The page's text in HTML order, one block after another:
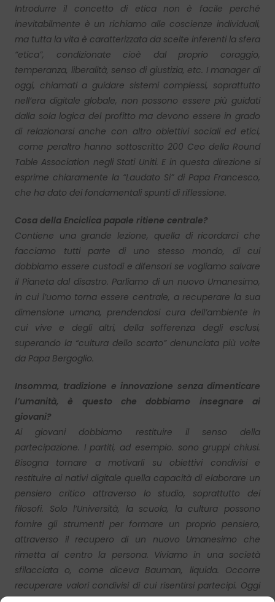
Introdurre il concetto di etica non è facile perché
inevitabilmente è un richiamo alle coscienze individuali,
ma tutta la vita è caratterizzata da scelte inferenti la sfera
“etica”, condizionate cioè dal proprio coraggio,
temperanza, liberalità, senso di giustizia, etc. I manager di
oggi, chiamati a guidare sistemi complessi, soprattutto
nell’era digitale globale, non possono essere più guidati
dalla sola logica del profitto ma devono essere in grado
di relazionarsi anche con altro obiettivi sociali ed etici,
come peraltro hanno sottoscritto 200 Ceo della Round
Table Association negli Stati Uniti. E in questa direzione si
esprime chiaramente la “Laudato Si” di Papa Francesco,
che ha dato dei fondamentali spunti di riflessione.
Cosa della Enciclica papale ritiene centrale?
Contiene una grande lezione, quella di ricordarci che
facciamo tutti parte di uno stesso mondo, di cui
dobbiamo essere custodi e difensori se vogliamo salvare
il Pianeta dal disastro. Parliamo di un nuovo Umanesimo,
in cui l’uomo torna essere centrale, a recuperare la sua
dimensione umana, prendendosi cura dell’ambiente in
cui vive e degli altri, della sofferenza degli esclusi,
superando la “cultura dello scarto” denunciata più volte
da Papa Bergoglio.
Insomma, tradizione e innovazione senza dimenticare
l’umanità, è questo che dobbiamo insegnare ai
giovani?
Ai giovani dobbiamo restituire il senso della
partecipazione. I partiti, ad esempio. sono gruppi chiusi.
Bisogna tornare a motivarli su obiettivi condivisi e
restituire ai nativi digitale quella capacità di elaborare un
pensiero critico attraverso lo studio, soprattutto dei
filosofi. Solo l’Università, la scuola, la cultura possono
fornire gli strumenti per formare un proprio pensiero,
attraverso il recupero di un nuovo Umanesimo che
rimetta al centro la persona. Viviamo in una società
sfilacciata o, come diceva Bauman, liquida. Occorre
recuperare valori condivisi di cui risentirsi partecipi. Oggi